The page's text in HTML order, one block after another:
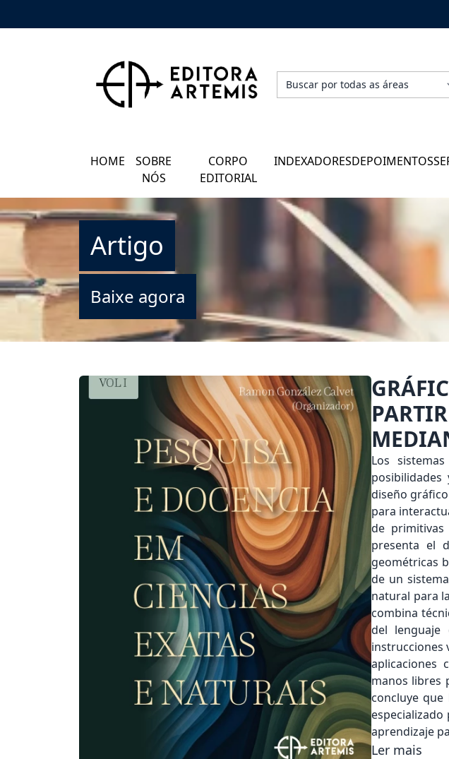
HOME
SOBRE
NÓS
CORPO
EDITORIAL
INDEXADORESDEPOIMENTOS
Artigo
Baixe agora
Los
diseño
para
de
presenta el
geométricas
de un
natural para
combina
del lenguaje
instrucciones
aplicaciones
manos libres
concluye
aprendizaje
Ler mais
GALERIA DE AUTORES
PERGUNTAS FREQUENTES
EBOOKS